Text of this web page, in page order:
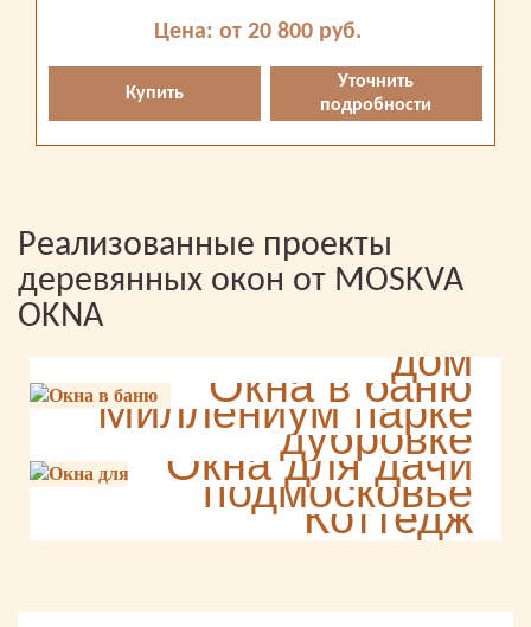
Цена: от 20 800 руб.
Купить
Уточнить
подробности
Реализованные проекты
деревянных окон от MOSKVA
OKNAРадиусные окна в
дом
Окна в баню
Раздвижные окна в
Миллениум парке
Таверна на
дубровке
Окна для дачи
Дом в
подмосковье
Миллениум
Коттедж